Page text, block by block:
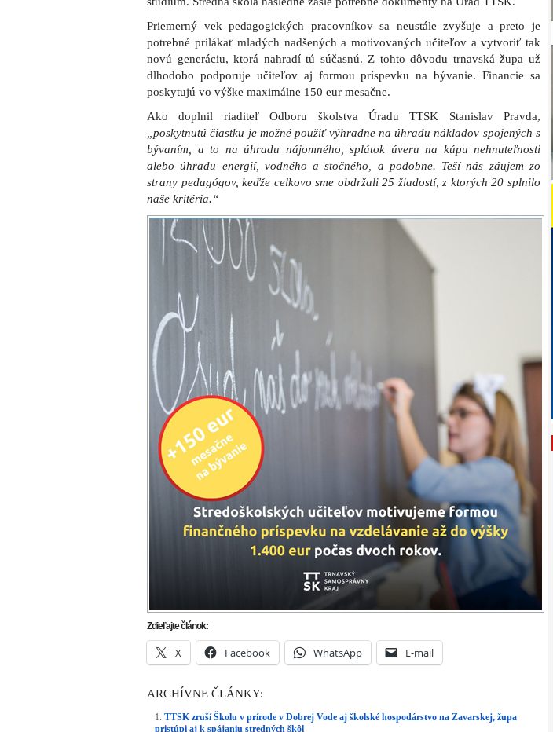
Priemerný vek pedagogických pracovníkov sa neustále zvyšuje a preto je
potrebné prilákať mladých nadšených a motivovaných učiteľov a vytvoriť tak
novú generáciu, ktorá nahradí tú súčasnú. Z tohto dôvodu trnavská župa už
dlhodobo podporuje učiteľov aj formou príspevku na bývanie. Financie sa
poskytujú vo výške maximálne 150 eur mesačne.
Ako doplnil riaditeľ Odboru školstva Úradu TTSK Stanislav Pravda,
„poskytnutú čiastku je možné použiť výhradne na úhradu nákladov spojených s
bývaním, a to na úhradu nájomného, splátok úveru na kúpu nehnuteľnosti
alebo úhradu energií, vodného a stočného, a podobne. Teší nás záujem zo
strany pedagógov, keďže celkovo sme obdržali 25 žiadostí, z ktorých 20 splnilo
naše kritéria.“
Zdieľajte článok:
X Facebook WhatsApp E-mail
ARCHÍVNE ČLÁNKY:
TTSK zruší Školu v prírode v Dobrej Vode aj školské hospodárstvo na Zavarskej, župa
pristúpi aj k spájaniu stredných škôl